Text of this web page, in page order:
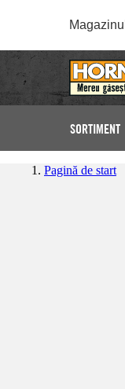
Magazinul
SORTIMENT
Pagină de start